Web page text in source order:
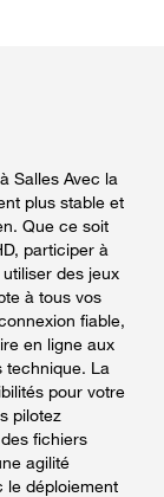
Salles Avec la
plus stable et
Que ce soit
participer à
des jeux
à tous vos
fiable,
en ligne aux
technique. La
pour votre
pilotez
fichiers
agilité
le déploiement